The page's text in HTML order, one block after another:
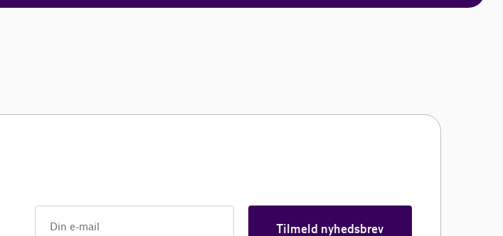
Tilmeld nyhedsbrev